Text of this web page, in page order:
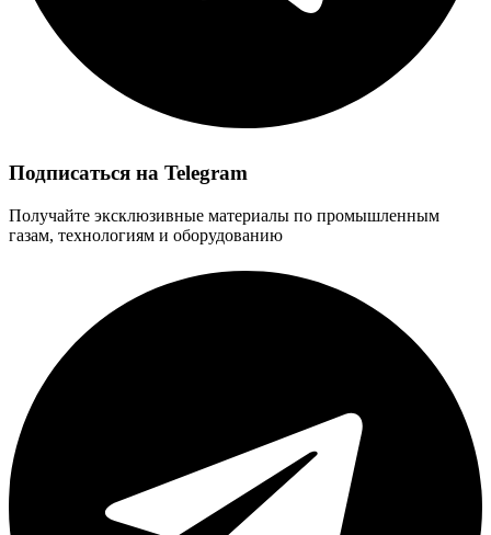
Подписаться на Telegram
Получайте эксклюзивные материалы по промышленным
газам, технологиям и оборудованию